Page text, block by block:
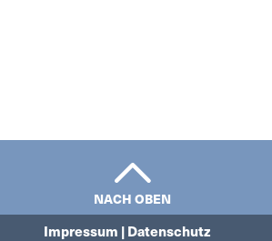
NACH OBEN
Impressum | Datenschutz